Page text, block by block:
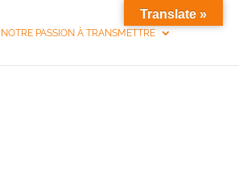
NOTRE PASSION À TRANSMETTRE
Translate »